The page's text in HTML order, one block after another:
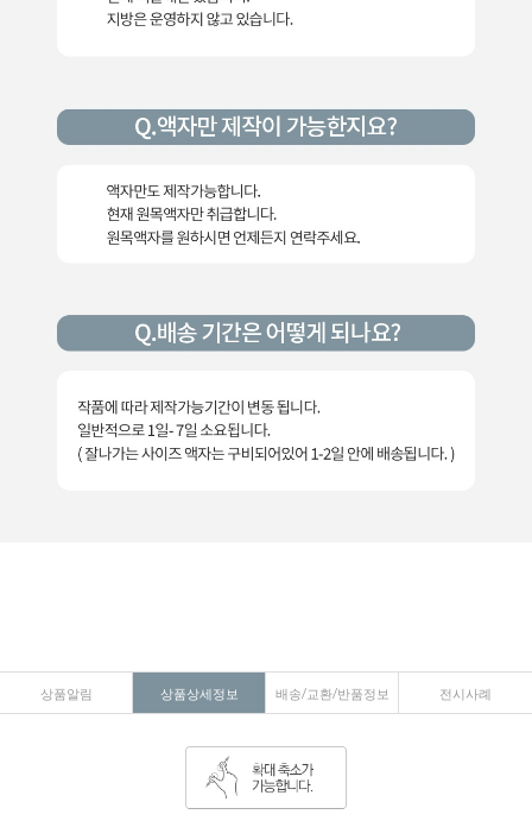
상품알림 상품상세정보 배송/교환/반품정보 전시사례